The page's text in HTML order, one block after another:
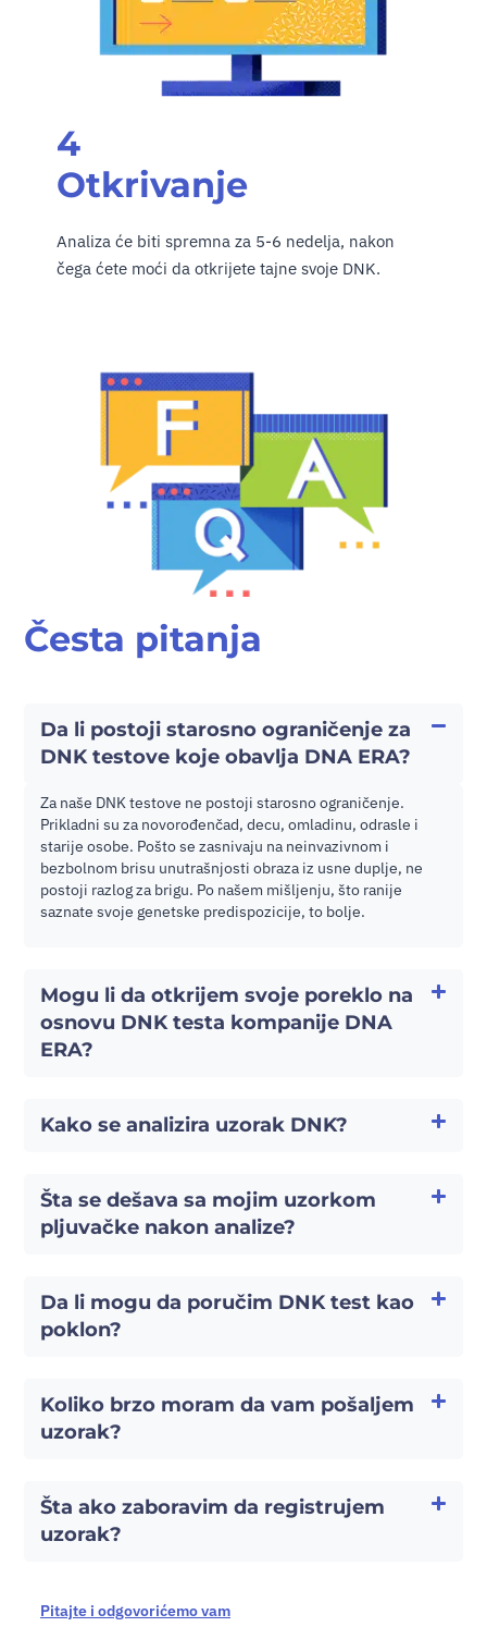
4
Otkrivanje
Analiza će biti spremna za 5-6 nedelja, nakon
čega ćete moći da otkrijete tajne svoje DNK.
Česta pitanja
Da li postoji starosno ograničenje za
DNK testove koje obavlja DNA ERA?
Za naše DNK testove ne postoji starosno ograničenje.
Prikladni su za novorođenčad, decu, omladinu, odrasle i
starije osobe. Pošto se zasnivaju na neinvazivnom i
bezbolnom brisu unutrašnjosti obraza iz usne duplje, ne
postoji razlog za brigu. Po našem mišljenju, što ranije
saznate svoje genetske predispozicije, to bolje.
Mogu li da otkrijem svoje poreklo na
osnovu DNK testa kompanije DNA
ERA?
Kako se analizira uzorak DNK?
Šta se dešava sa mojim uzorkom
pljuvačke nakon analize?
Da li mogu da poručim DNK test kao
poklon?
Koliko brzo moram da vam pošaljem
uzorak?
Šta ako zaboravim da registrujem
uzorak?
Pitajte i odgovorićemo vam